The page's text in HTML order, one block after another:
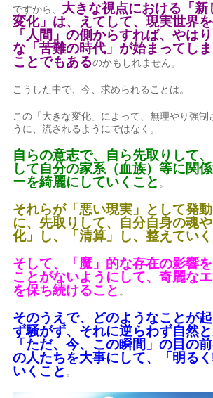
ですから、 大きな視点における「新
変化」は、えてして、現実世界
「人間」の側からすれば、やは
な「苦難の時代」が始まってし
ことでもあるのかもしれません。
こうした中で、今、求められることは。
この「大きな変化」によって、無理やり強制
うに、流されるようにではなく。
自らの意志で、自ら先取りして
して自分の家系（血族）等に関
ーを綺麗にしていくこと 。
それらが「悪い現実」として発
に、先取りして、自分自身の魂
化」し、「清算」し、整えてい
そして、「魔」的な存在の影響
ことがないようにして、奇麗な
を保ち続けること 。
そのうえで、どのようなことが
ず騒がず、それに逆らわず自然と
「ただ、今、この瞬間」の目の
の人たちを大事にして、「明る
いくこと 。